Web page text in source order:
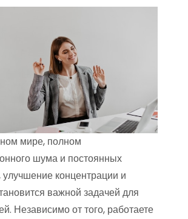
мире, полном
шума и постоянных
улучшение концентрации и
важной задачей для
Независимо от того, работаете